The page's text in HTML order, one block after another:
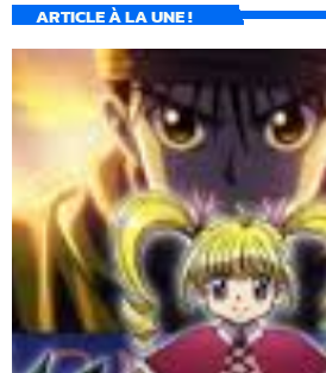
ARTICLE À LA UNE !